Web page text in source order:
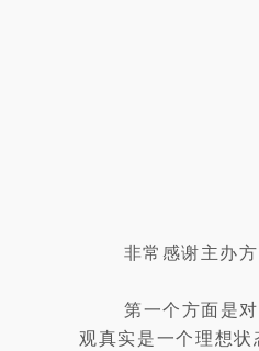
非常感谢主办
第一个方面是
观真实是一个理想